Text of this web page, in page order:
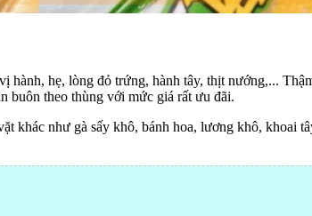
hành, hẹ, lòng đỏ trứng, hành tây, thịt nướng,...
buôn theo thùng với mức giá rất ưu đãi.
khác như gà sấy khô, bánh hoa, lương khô, khoai